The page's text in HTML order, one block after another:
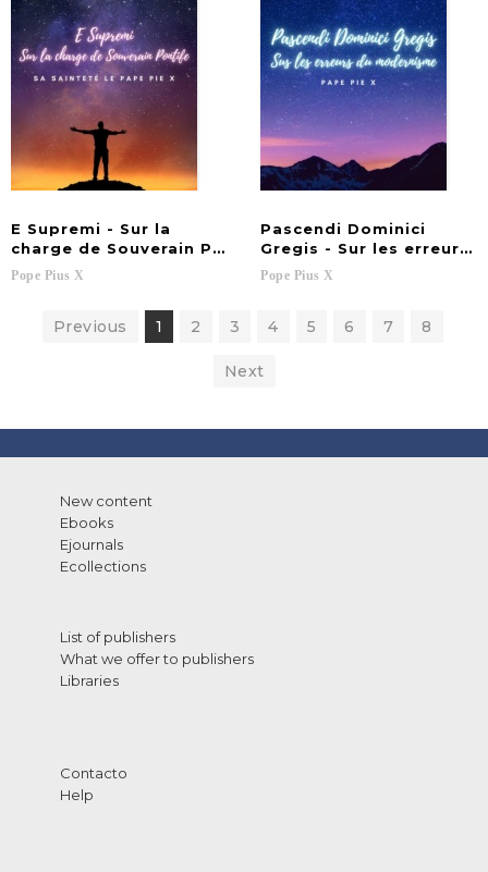
E Supremi - Sur la
charge de Souverain Pontife
Pope Pius X
Pascendi Dominici
Gregis - Sur les erreurs
Pope Pius X
Previous 1 2 3 4 5 6 7 8
Next
New content
Ebooks
Ejournals
Ecollections
List of publishers
What we offer to publishers
Libraries
Contacto
Help